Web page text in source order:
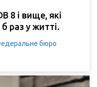
8 і вище, які
раз у житті.
бюро